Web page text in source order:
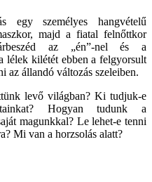
egy személyes hangvételű
majd a fiatal felnőttkor
az „én”-nel és a
lélek kilétét ebben a felgyorsult
az állandó változás szeleiben.
levő világban? Ki tudjuk-e
Hogyan tudunk a
magunkkal? Le lehet-e tenni
Mi van a horzsolás alatt?